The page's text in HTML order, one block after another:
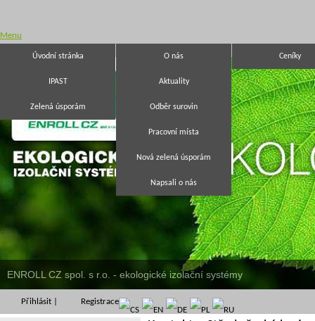
Menu
Úvodní stránka
IPAST
Zelená úsporám
O nás
Aktuality
Odběr surovin
Pracovní místa
Nová zelená úsporám
Napsali o nás
Ceníky
ENROLL CZ spol. s r.o. - ekologické izolační systémy
Přihlásit Registrace